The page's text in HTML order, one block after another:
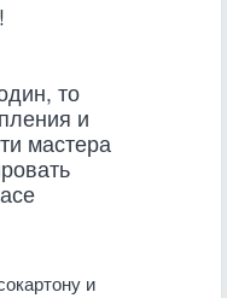
то
и
мастера
и